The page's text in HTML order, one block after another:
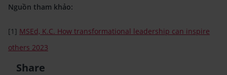
Nguồn tham khảo:
[1] MSEd, K.C. How transformational leadership can inspire
others 2023
Share